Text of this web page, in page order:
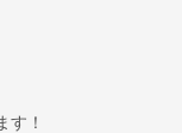
す！